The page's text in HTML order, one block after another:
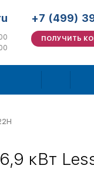
+7 (499)
ПОЛУЧИТЬ
кВт